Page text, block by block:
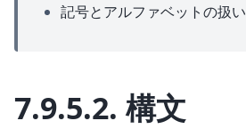
記号とアルファベットの扱い
7.9.5.2. 構文